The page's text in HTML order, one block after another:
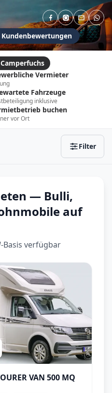
Kundenbewertungen
Vermieter
Fahrzeuge
inklusive
buchen
vor Ort
Filter
Anhängerkupplung
Kastenwagen
Teil-Integriert
— Bulli,
auf
verfügbar
TOURER VAN 500 MQ